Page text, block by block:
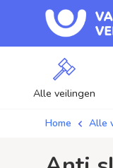
Alle veilingen
Home Alle